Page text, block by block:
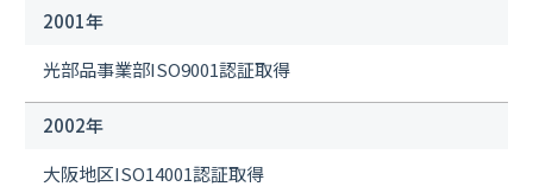
2001年
光部品事業部ISO9001認証取得
2002年
大阪地区ISO14001認証取得